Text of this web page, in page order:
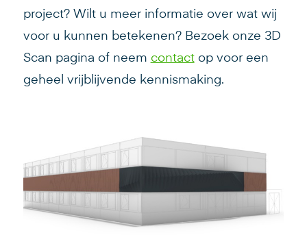
project? Wilt u meer informatie over wat wij
voor u kunnen betekenen? Bezoek onze 3D
Scan pagina of neem contactop voor een
geheel vrijblijvende kennismaking.